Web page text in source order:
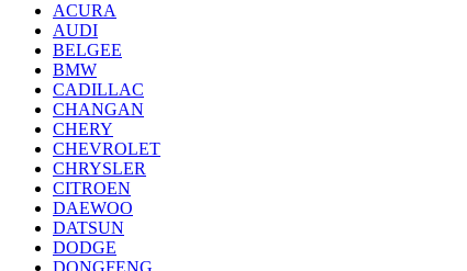
ACURA
AUDI
BELGEE
BMW
CADILLAC
CHANGAN
CHERY
CHEVROLET
CHRYSLER
CITROEN
DAEWOO
DATSUN
DODGE